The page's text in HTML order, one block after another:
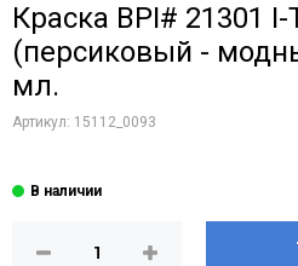
Краска BPI# 21301
(персиковый -
мл.
Артикул: 15112_0093